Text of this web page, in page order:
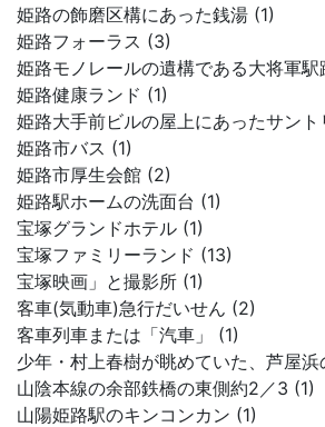
姫路の飾磨区構にあった銭湯 (1)
姫路フォーラス (3)
姫路モノレールの遺構である大将軍駅
姫路健康ランド (1)
姫路大手前ビルの屋上にあったサント
姫路市バス (1)
姫路市厚生会館 (2)
姫路駅ホームの洗面台 (1)
宝塚グランドホテル (1)
宝塚ファミリーランド (13)
宝塚映画」と撮影所 (1)
客車(気動車)急行だいせん (2)
客車列車または「汽車」 (1)
少年・村上春樹が眺めていた、芦屋浜
山陰本線の余部鉄橋の東側約2／3 (1)
山陽姫路駅のキンコンカン (1)